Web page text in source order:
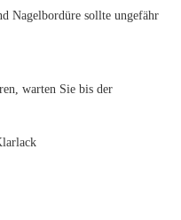
Nagelbordüre sollte ungefähr
warten Sie bis der